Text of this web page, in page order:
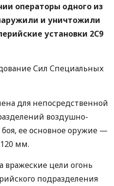
операторы одного из
и уничтожили
установки 2С9
Сил Специальных
для непосредственной
воздушно-
ее основное оружие —
мм.
цели огонь
подразделения